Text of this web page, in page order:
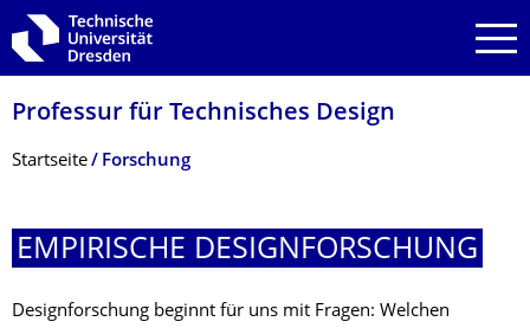
Zur Hauptnavigation springen
Zur Suche springen
Zum Inhalt springen
Professur für Technisches Design
Breadcrumb-Menü
Startseite Forschung
EMPIRISCHE DESIGNFORSCHUNG
Designforschung beginnt für uns mit Fragen: Welchen